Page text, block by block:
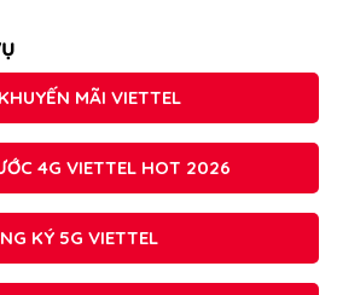
MÃI VIETTEL
4G VIETTEL HOT 2026
KÝ 5G VIETTEL